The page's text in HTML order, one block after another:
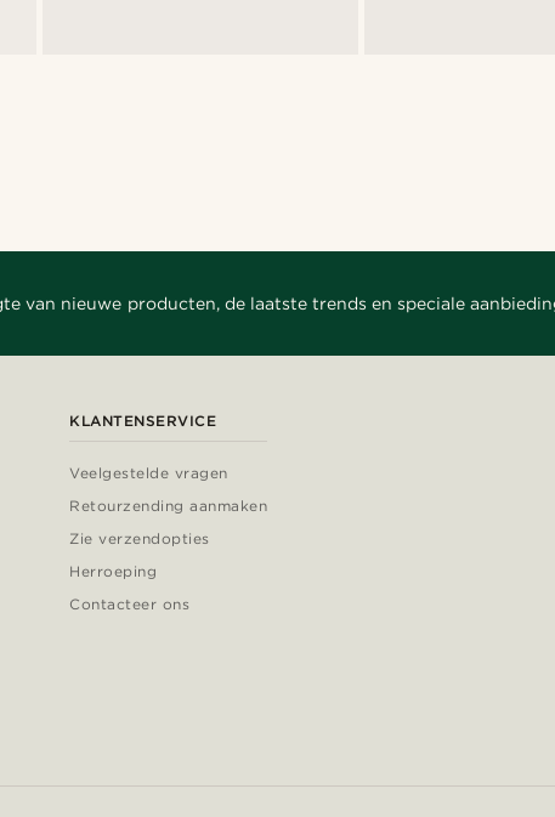
van nieuwe producten, de laatste trends en speciale
KLANTENSERVICE
Veelgestelde vragen
Retourzending aanmaken
Zie verzendopties
Herroeping
Contacteer ons